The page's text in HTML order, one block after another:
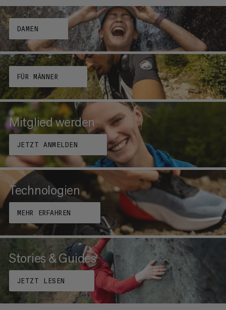
DAMEN
FÜR MÄNNER
Mitglied werden
JETZT ANMELDEN
Technologien
MEHR ERFAHREN
Stories & Guides
JETZT LESEN